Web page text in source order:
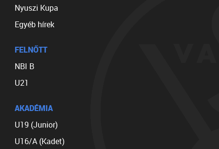
Nyuszi Kupa
Egyéb hírek
FELNŐTT
NBI B
U21
AKADÉMIA
U19 (Junior)
U16/A (Kadet)